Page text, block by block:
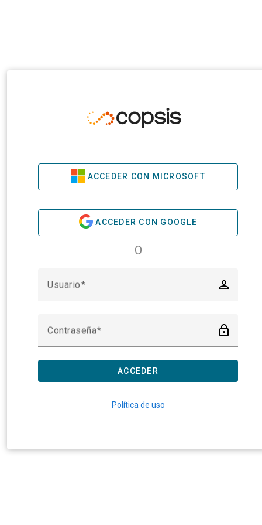
ACCEDER CON MICROSOFT
ACCEDER CON GOOGLE
O
Usuario person_outline
Contraseña lock_outline
ACCEDER
Política de uso